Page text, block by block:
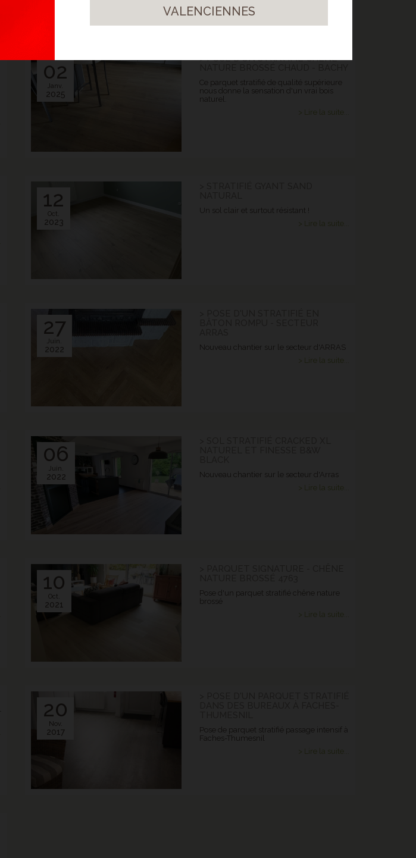
02
Janv.
2025
> POSE D'UN STRATIFIÉ CHÊNE
Ce parquet stratifié de qualité supérieure
nous donne la sensation d'un vrai bois
naturel.
> Lire la suite...
12
Oct.
2023
Un sol clair et surtout résistant !
> Lire la suite...
27
Juin.
2022
Nouveau chantier sur le secteur d'ARRAS
> Lire la suite...
06
Juin.
2022
Nouveau chantier sur le secteur d'Arras
> Lire la suite...
10
Oct.
2021
Pose d'un parquet stratifié chêne nature
brossé
> Lire la suite...
20
Nov.
2017
Pose de parquet stratifié passage intensif à
Faches-Thumesnil
> Lire la suite...
VALENCIENNES